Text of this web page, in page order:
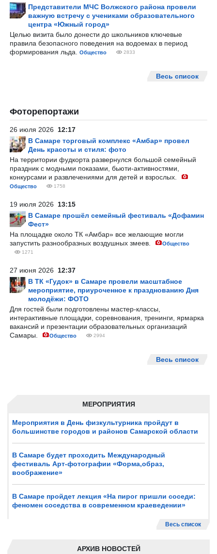
МЕРОПРИЯТИЯ
Мероприятия в День физкультурника пройдут в
большинстве городов и районов Самарской области
В Самаре будет проходить Международный
фестиваль Арт-фотографии «Форма,образ,
воображение»
В Самаре пройдет лекция «На пирог пришли соседи:
феномен соседства в современном краеведении»
Весь список
АРХИВ НОВОСТЕЙ
Представители МЧС Волжского района провели
важную встречу с учениками образовательного
центра «Южный город»
Целью визита было донести до школьников ключевые
правила безопасного поведения на водоемах в период
формирования льда.
Общество 2833
Весь список
Фоторепортажи
26 июля 2026 12:17
В Самаре торговый комплекс «Амбар» провел
День красоты и стиля: фото
На территории фудкорта развернулся большой семейный
праздник с модными показами, бьюти-активностями,
конкурсами и развлечениями для детей и взрослых.
Общество 1758
19 июля 2026 13:15
В Самаре прошёл семейный фестиваль «Дофамин
Фест»
На площадке около ТК «Амбар» все желающие могли
запустить разнообразных воздушных змеев.
Общество
1271
27 июня 2026 12:37
В ТК «Гудок» в Самаре провели масштабное
мероприятие, приуроченное к празднованию Дня
молодёжи: ФОТО
Для гостей были подготовлены мастер-классы,
интерактивные площадки, соревнования, тренинги, ярмарка
вакансий и презентации образовательных организаций
Самары.
Общество 2994
Весь список